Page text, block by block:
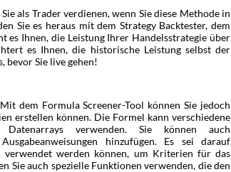
als Trader verdienen, wenn Sie diese Methode in
Sie es heraus mit dem Strategy Backtester, dem
es Ihnen, die Leistung Ihrer Handelsstrategie über
es Ihnen, die historische Leistung selbst der
bevor Sie live gehen!
dem Formula Screener-Tool können Sie jedoch
erstellen können. Die Formel kann verschiedene
Datenarrays verwenden. Sie können auch
hinzufügen. Es sei darauf
verwendet werden können, um Kriterien für das
Sie auch spezielle Funktionen verwenden, die den